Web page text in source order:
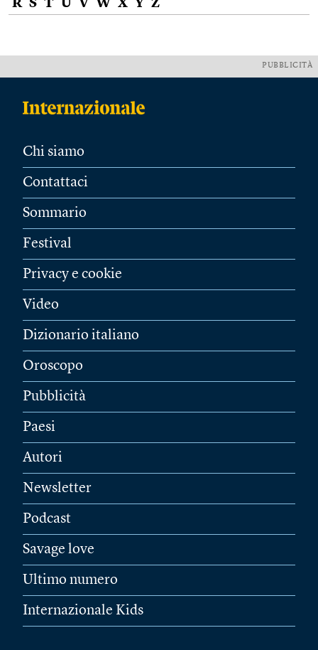
R S T U V W X Y Z
PUBBLICITÀ
Chi siamo
Contattaci
Sommario
Festival
Privacy e cookie
Video
Dizionario italiano
Oroscopo
Pubblicità
Paesi
Autori
Newsletter
Podcast
Savage love
Ultimo numero
Internazionale Kids